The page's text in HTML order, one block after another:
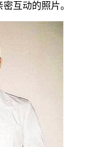
互动的照片。